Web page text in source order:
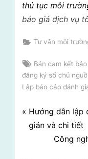
thủ tục môi
báo giá dịch vụ
Tư vấn môi
Tags:
Bản cam kết
đăng ký sổ chủ
Lập báo cáo đánh
Điều
hướng
P
r
Hướng dẫn lập
giản và chi tiết
N
Công